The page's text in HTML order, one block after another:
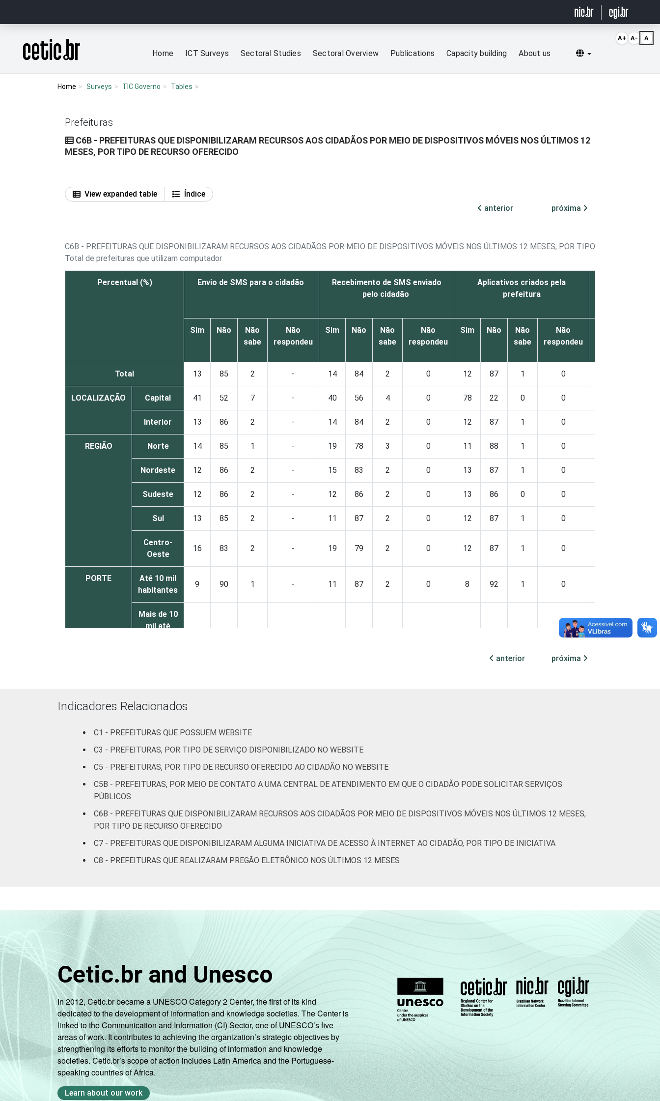
Página inicial
Home ICT Surveys Sectoral Studies Sectoral Overview Publications Capacity building About us Selecionar idioma
Home Surveys TIC Governo Tables
Prefeituras
C6B - PREFEITURAS QUE DISPONIBILIZARAM RECURSOS AOS CIDADÃOS POR MEIO DE DISPOSITIVOS MÓVEIS NOS ÚLTIMOS 12
MESES, POR TIPO DE RECURSO OFERECIDO
View expanded table
Índice
anterior
próxima
C6B - PREFEITURAS QUE DISPONIBILIZARAM RECURSOS AOS CIDADÃOS POR MEIO DE DISPOSITIVOS MÓVEIS NOS ÚLTIMOS 12 MESES, POR TIPO DE RECURSO
Total de prefeituras que utilizam computador
Percentual (%) Envio de SMS para o cidadão
Recebimento de SMS enviado
pelo cidadão
Aplicativos criados pela
prefeitura
Sim Não
Não
sabe
Não
respondeu
Sim Não
Não
sabe
Não
respondeu
Sim Não
Não
sabe
Não
respondeu
Total 13 85 2 - 14 84 2 0 12 87 1 0
LOCALIZAÇÃO Capital 41 52 7 - 40 56 4 0 78 22 0 0
Interior 13 86 2 - 14 84 2 0 12 87 1 0
REGIÃO Norte 14 85 1 - 19 78 3 0 11 88 1 0
Nordeste 12 86 2 - 15 83 2 0 13 87 1 0
Sudeste 12 86 2 - 12 86 2 0 13 86 0 0
Sul 13 85 2 - 11 87 2 0 12 87 1 0
Centro-
Oeste
16 83 2 - 19 79 2 0 12 87 1 0
PORTE
Até 10 mil
habitantes
9 90 1 - 11 87 2 0 8 92 1 0
Mais de 10
mil até
0 26 72 2
mil
Mais de
habitantes
Fonte: CGI.br/NIC.br, Centro Regional de Estudos para o Desenvolvimento da Sociedade da Informação (Cetic.br), Pesquisa sobre o uso das
anterior próxima
Indicadores Relacionados
C1 - PREFEITURAS QUE POSSUEM WEBSITE
C3 - PREFEITURAS, POR TIPO DE SERVIÇO DISPONIBILIZADO NO WEBSITE
C5 - PREFEITURAS, POR TIPO DE RECURSO OFERECIDO AO CIDADÃO NO WEBSITE
C5B - PREFEITURAS, POR MEIO DE CONTATO A UMA CENTRAL DE ATENDIMENTO EM QUE O CIDADÃO PODE SOLICITAR SERVIÇOS
PÚBLICOS
C6B - PREFEITURAS QUE DISPONIBILIZARAM RECURSOS AOS CIDADÃOS POR MEIO DE DISPOSITIVOS MÓVEIS NOS ÚLTIMOS 12 MESES,
POR TIPO DE RECURSO OFERECIDO
C7 - PREFEITURAS QUE DISPONIBILIZARAM ALGUMA INICIATIVA DE ACESSO À INTERNET AO CIDADÃO, POR TIPO DE INICIATIVA
C8 - PREFEITURAS QUE REALIZARAM PREGÃO ELETRÔNICO NOS ÚLTIMOS 12 MESES
Cetic.br and Unesco
In 2012, Cetic.br became a UNESCO Category 2 Center, the first of its kind
dedicated to the development of information and knowledge societies. The Center is
linked to the Communication and Information (CI) Sector, one of UNESCO’s five
areas of work. It contributes to achieving the organization’s strategic objectives by
strengthening its efforts to monitor the building of information and knowledge
societies. Cetic.br’s scope of action includes Latin America and the Portuguese-
speaking countries of Africa.
Learn about our work
A+ A- A